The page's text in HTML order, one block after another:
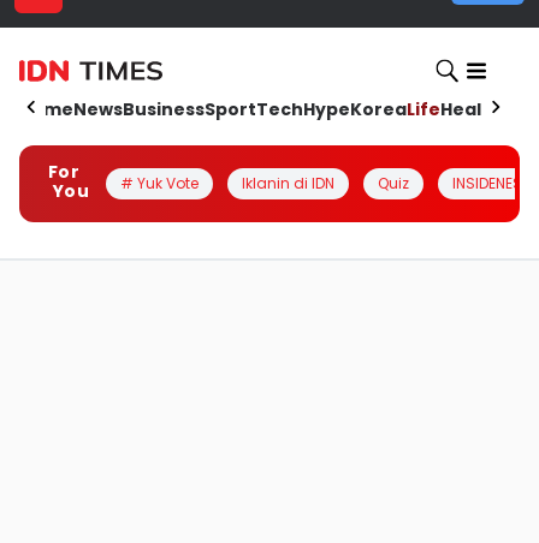
HomeNewsBusinessSportTechHypeKoreaLifeHealth
For
You
# Yuk Vote Iklanin di IDN Quiz INSIDENESIA